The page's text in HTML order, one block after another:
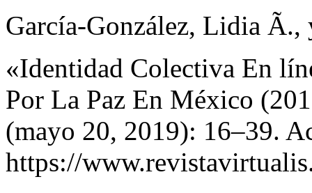
García-González, Lidia
«Identidad Colectiva En
Por La Paz En México
(mayo 20, 2019): 16–39.
https://